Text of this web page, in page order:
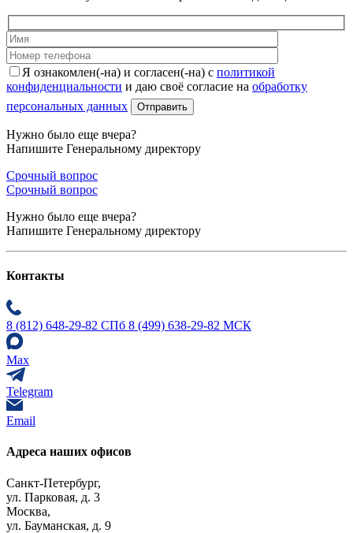
Я ознакомлен(-на) и согласен(-на) с политикой
конфиденциальности и даю своё согласие на обработку
персональных данных
Нужно было еще вчера?
Напишите Генеральному директору
Срочный вопрос
Срочный вопрос
Нужно было еще вчера?
Напишите Генеральному директору
Контакты
8 (812) 648-29-82 СПб 8 (499) 638-29-82 МСК
Max
Telegram
Email
Адреса наших офисов
Санкт-Петербург,
ул. Парковая, д. 3
Москва,
ул. Бауманская, д. 9